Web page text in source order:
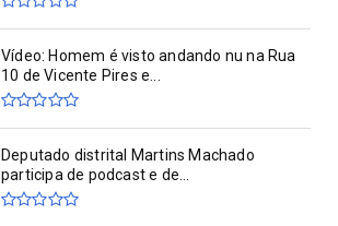
Vídeo: Homem é visto andando nu na Rua
10 de Vicente Pires e...
Deputado distrital Martins Machado
participa de podcast e de...